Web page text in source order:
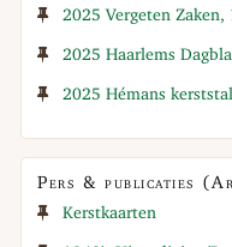
2025 Vergeten Zaken,
2025 Haarlems
2025 Hémans
Pers & publicaties
Kerstkaarten